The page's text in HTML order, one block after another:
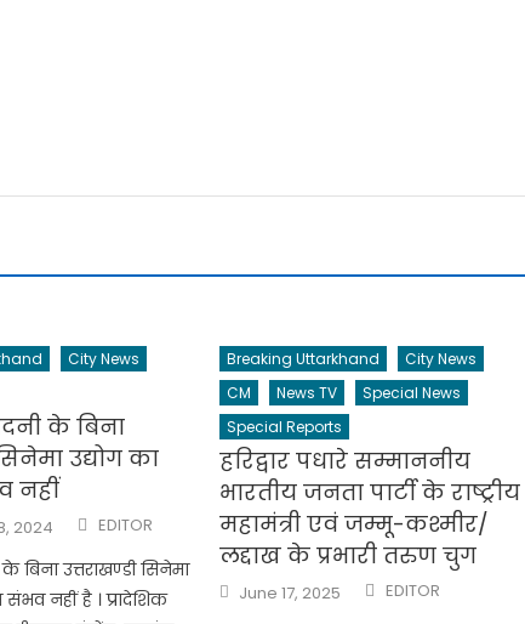
City News
के बिना
उद्योग का
नहीं
2024 Author
EDITOR
उत्तराखण्डी सिनेमा
संभव नहीं है । प्रादेशिक
Breaking Uttarkhand
City News
CM
News TV
Special News
Special Reports
हरिद्वार पधारे सम्माननीय
भारतीय जनता पार्टी के राष्ट्रीय
महामंत्री एवं जम्मू-कश्मीर/
लद्दाख के प्रभारी तरुण चुग
Posted
on
June 17, 2025 Author
EDITOR